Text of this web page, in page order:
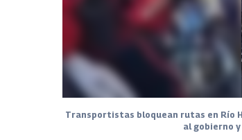
Transportistas bloquean rutas en Río
al gobierno